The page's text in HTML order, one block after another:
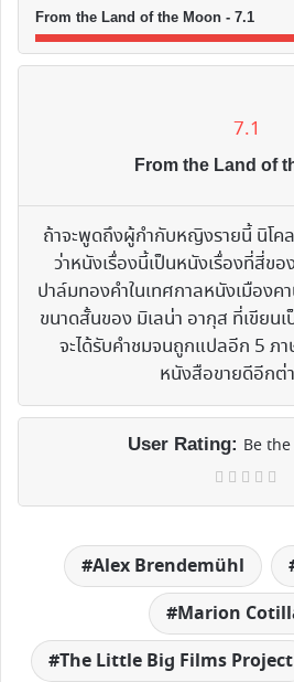
From the Land of the Moon - 7.1
7.1
From the Land of
ถ้าจะพูดถึงผู้กำกับหญิงรายนี้ นิโคล
ว่าหนังเรื่องนี้เป็นหนังเรื่องที่สี่ขอ
ปาล์มทองคำในเทศกาลหนังเมืองค
ขนาดสั้นของ มิเลน่า อากุส ที่เขียน
จะได้รับคำชมจนถูกแปลอีก 5 ภ
หนังสือขายดีอีกต่
User Rating: Be
Alex Brendemühl
Marion
The Little Big Films Project